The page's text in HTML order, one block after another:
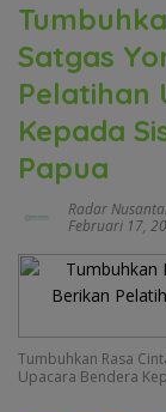
Satgas
Pelatihan
Kepada
Papua
Radar
Februari 17,
Tumbuhkan Rasa
Upacara Bendera